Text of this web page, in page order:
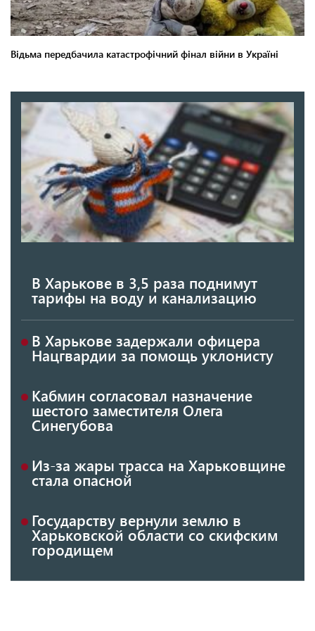
В Харькове в 3,5 раза поднимут
тарифы на воду и канализацию
В Харькове задержали офицера
Нацгвардии за помощь уклонисту
Кабмин согласовал назначение
шестого заместителя Олега
Синегубова
Из-за жары трасса на Харьковщине
стала опасной
Государству вернули землю в
Харьковской области со скифским
городищем